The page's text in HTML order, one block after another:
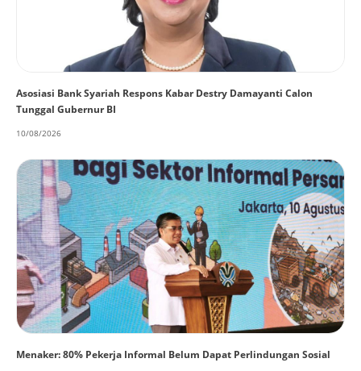
Asosiasi Bank Syariah Respons Kabar Destry Damayanti Calon
Tunggal Gubernur BI
10/08/2026
Menaker: 80% Pekerja Informal Belum Dapat Perlindungan Sosial